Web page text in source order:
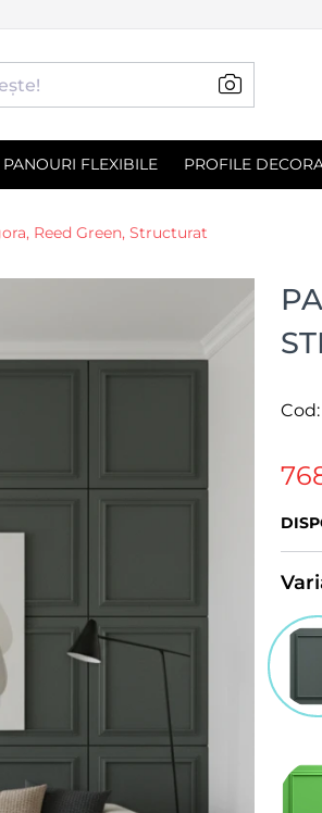
PANOURI FLEXIBILE PROFILE
Reed Green, Structurat
Cod: